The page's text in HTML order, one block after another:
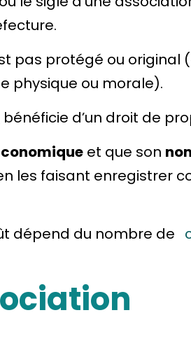
pas protégé ou
physique ou morale).
d’un droit de
et que son
les faisant enregistrer
dépend du nombre de